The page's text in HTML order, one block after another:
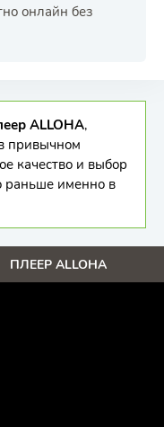
онлайн без
ALLOHA,
привычном
качество и выбор
раньше именно в
ПЛЕЕР ALLOHA